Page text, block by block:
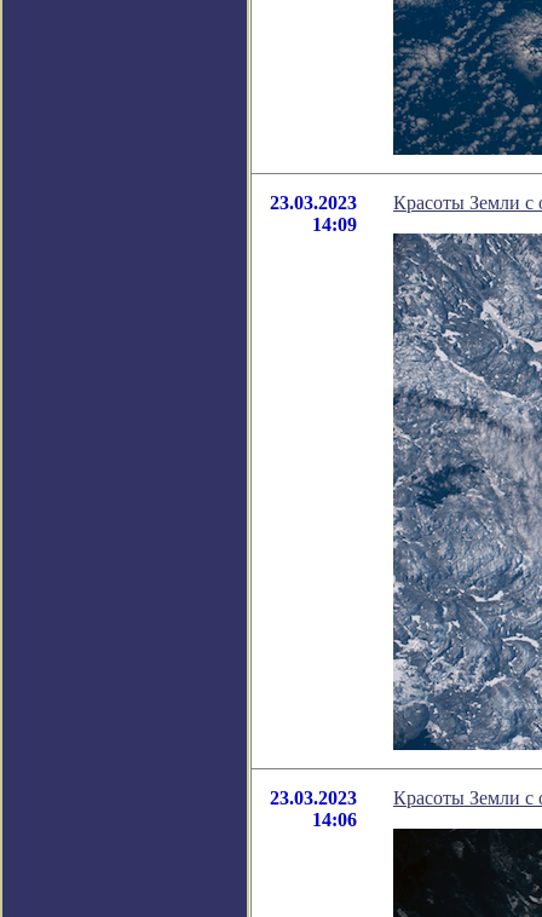
23.03.2023
14:09
Красоты Земли с
23.03.2023
14:06
Красоты Земли с